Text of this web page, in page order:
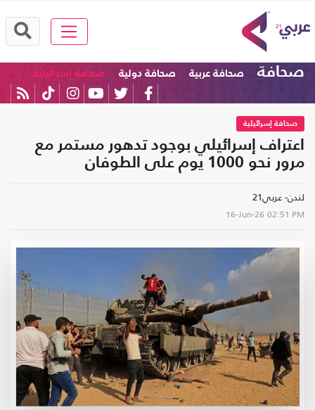
صحافة صحافة عربية صحافة دولية صحافة إسرائيلية
صحافة إسرائيلية
اعتراف إسرائيلي بوجود تدهور مستمر مع
مرور نحو 1000 يوم على الطوفان
لندن- عربي21
16-Jun-26 02:51 PM